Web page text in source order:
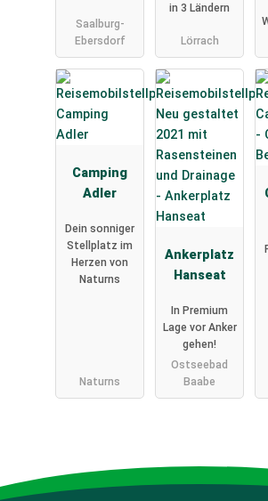
Saalburg-
Ebersdorf
in 3 Ländern
Lörrach
Camping
Adler
Dein sonniger
Stellplatz im
Herzen von
Naturns
Naturns
Ankerplatz
Hanseat
In Premium
Lage vor Anker
gehen!
Ostseebad
Baabe